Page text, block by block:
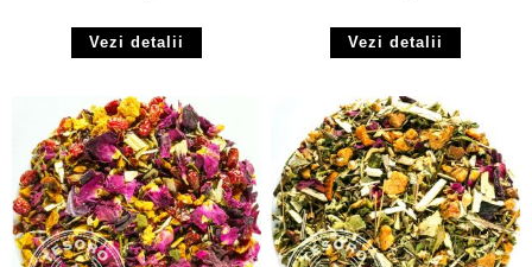
Vezi detalii Vezi detalii